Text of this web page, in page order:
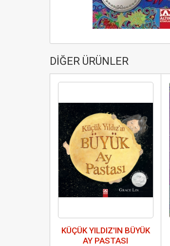
DİĞER ÜRÜNLER
KÜÇÜK YILDIZ'IN BÜYÜK
AY PASTASI